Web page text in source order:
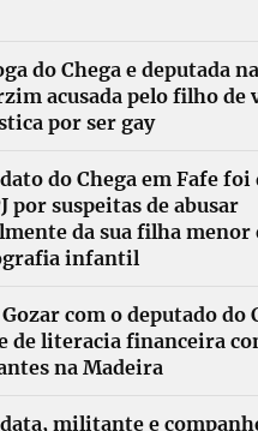
do Chega e deputada
acusada pelo filho de
por ser gay
do Chega em Fafe
por suspeitas de abusar
da sua filha menor
infantil
com o deputado do
de literacia financeira
na Madeira
militante e